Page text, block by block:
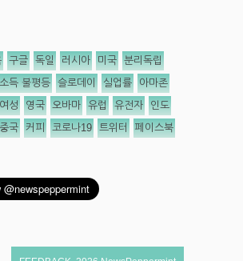
구글 독일 러시아 미국 분리독립
소득 불평등 슬로데이 실업률 아마존
여성 영국 오바마 유럽 유전자 인도
중국 커피 코로나19 트위터 페이스북